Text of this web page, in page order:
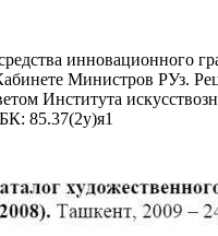
инновационного
Министров РУз.
Института
85.37(2у)я1